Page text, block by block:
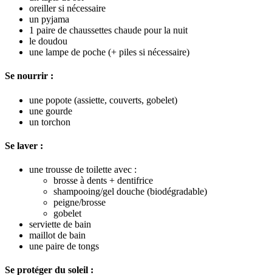
oreiller si nécessaire
un pyjama
1 paire de chaussettes chaude pour la nuit
le doudou
une lampe de poche (+ piles si nécessaire)
Se nourrir :
une popote (assiette, couverts, gobelet)
une gourde
un torchon
Se laver :
une trousse de toilette avec :
brosse à dents + dentifrice
shampooing/gel douche (biodégradable)
peigne/brosse
gobelet
serviette de bain
maillot de bain
une paire de tongs
Se protéger du soleil :